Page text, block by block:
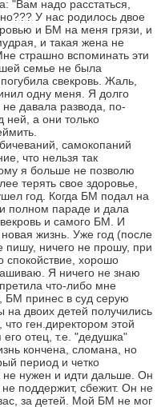
"Вам надо расстаться,
У нас родилось двое
и БМ на меня грязи, и
и такая жена не
страшно вспоминать эти
семье не была
свекровь. Жаль,
одну меня. Я долго
давала развода, по-
ней, а они только
самокопаний
что нельзя так
я больше не позволю
терять свое здоровье,
год. Когда БМ подал на
полном параде и дала
и самого БМ. И
жизнь. Уже год (после
пишу, ничего не прошу, при
спокойствие, хорошо
Я ничего не знаю
что-либо мне
БМ принес в суд серую
двоих детей получились
ген.директором этой
отец, т.е. "дедушка"
кончена, сломана, но
период и четко
не нужен и идти дальше. Он
поддержит, сбежит. Он не
вас, за детей. Мой БМ не мог